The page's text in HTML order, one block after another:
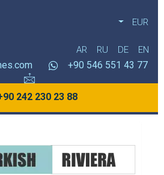
EUR
EN
DE
RU
AR
77 43 551 546 90+
88 23 230 242 90+